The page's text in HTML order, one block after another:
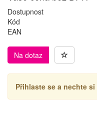
Dostupnost
Kód
EAN
Na dotaz
Přihlaste se a nechte